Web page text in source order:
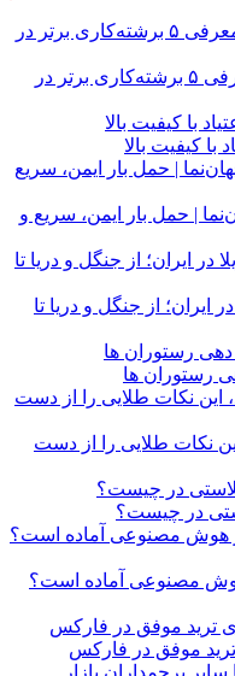
قهوه باکیفیت از کجا بخریم؟ معرفی ۵ برشته‌کاری برتر در
| حمل بار ایمن، سریع و
ایران؛ از جنگل و دریا تا
رستوران ها
نکات طلایی را از دست
در چیست؟
مصنوعی آماده است؟